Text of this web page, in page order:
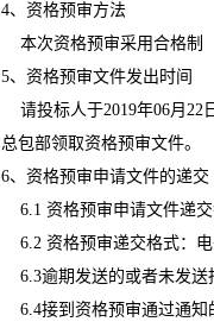
4、资格预审方法
本次资格预审采用合格制
5、资格预审文件发出时间
请投标人于2019年06月22
总包部领取资格预审文件。
6、资格预审申请文件的递交
6.1 资格预审申请文件递交
6.2 资格预审递交格式：
6.3逾期发送的或者未发送
6.4接到资格预审通过通知